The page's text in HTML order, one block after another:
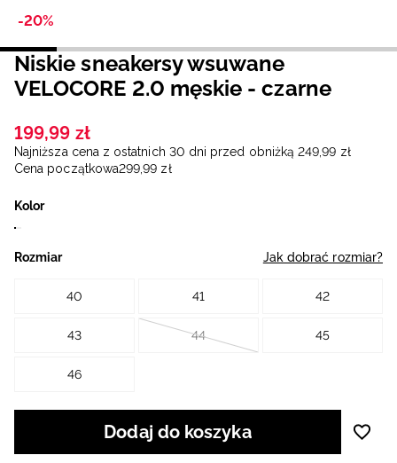
-20%
Niskie sneakersy wsuwane
VELOCORE 2.0 męskie - czarne
199,99 zł
Najniższa cena z ostatnich 30 dni przed obniżką 249,99 zł
Cena początkowa299,99 zł
Kolor
Rozmiar Jak dobrać rozmiar?
40 41 42
43 44 45
46
Dodaj do koszyka